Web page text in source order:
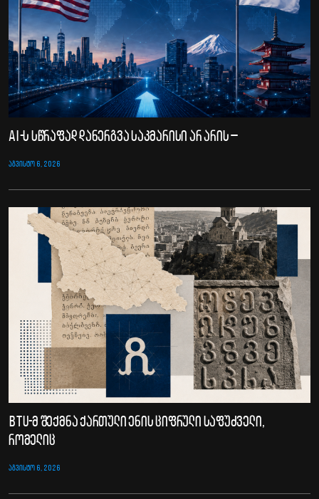
AI-ს სწრაფად დანერგვა საკმარისი არ არის –
ᲐᲒᲕᲘᲡᲢᲝ 6, 2026
BTU-მ შექმნა ქართული ენის ციფრული საფუძველი,
რომელიც
ᲐᲒᲕᲘᲡᲢᲝ 6, 2026